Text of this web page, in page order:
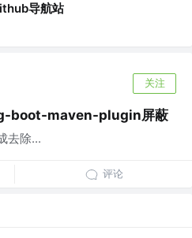
导航站
关注
boot-maven-plugin屏蔽
去除...
评论